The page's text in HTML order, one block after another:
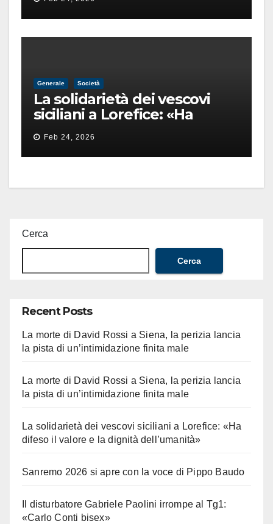
finita male
Generale Società
La solidarietà dei vescovi
siciliani a Lorefice: «Ha
difeso il valore e la dignità
dell’umanità»
Feb 24, 2026
Cerca
Cerca
Recent Posts
La morte di David Rossi a Siena, la perizia lancia
la pista di un’intimidazione finita male
La morte di David Rossi a Siena, la perizia lancia
la pista di un’intimidazione finita male
La solidarietà dei vescovi siciliani a Lorefice: «Ha
difeso il valore e la dignità dell’umanità»
Sanremo 2026 si apre con la voce di Pippo Baudo
Il disturbatore Gabriele Paolini irrompe al Tg1:
«Carlo Conti bisex»